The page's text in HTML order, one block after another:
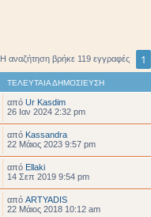
Η αναζήτηση βρήκε 119 εγγραφές 1
ΤΕΛΕΥΤΑΊΑ ΔΗΜΟΣΊΕΥΣΗ
από Ur Kasdim
26 Ιαν 2024 2:32 pm
από Kassandra
22 Μάιος 2023 9:57 pm
από Ellaki
14 Σεπ 2019 9:54 pm
από ARTYADIS
22 Μάιος 2018 10:12 am